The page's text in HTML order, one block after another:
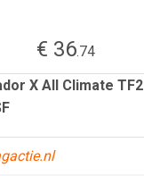
€ 36.74
X All Climate TF2